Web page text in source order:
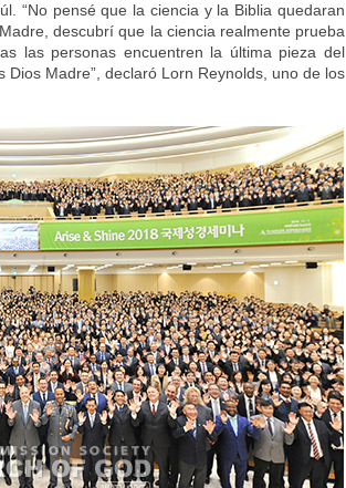
“No pensé que la ciencia y la Biblia quedaran
descubrí que la ciencia realmente prueba
las personas encuentren la última pieza del
Madre”, declaró Lorn Reynolds, uno de los